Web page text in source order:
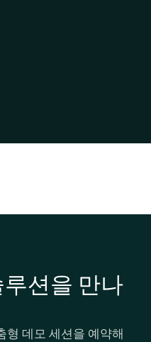
션을 만나
형 데모 세션을 예약해